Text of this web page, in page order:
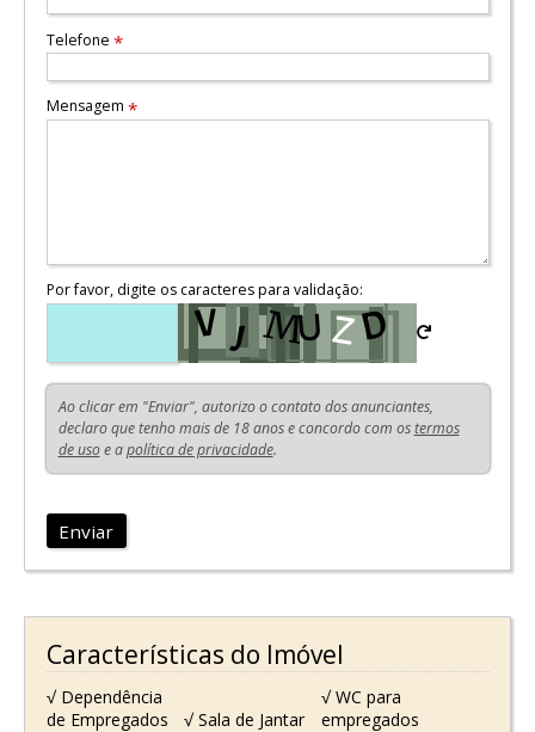
Telefone *
Mensagem *
Por favor, digite os caracteres para validação:
Ao clicar em "Enviar", autorizo o contato dos anunciantes,
declaro que tenho mais de 18 anos e concordo com ostermos
de usoe apolítica de privacidade.
Enviar
Características do Imóvel
√ Dependência
de Empregados
√ Sala de Jantar
√ WC para
empregados